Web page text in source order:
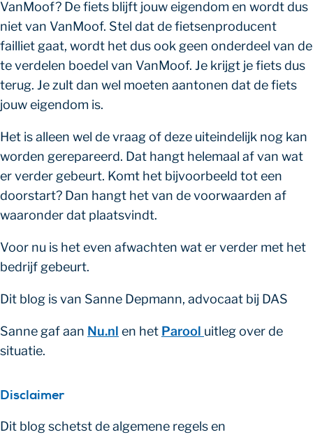
VanMoof? De fiets blijft jouw eigendom en wordt dus
niet van VanMoof. Stel dat de fietsenproducent
failliet gaat, wordt het dus ook geen onderdeel van de
te verdelen boedel van VanMoof. Je krijgt je fiets dus
terug. Je zult dan wel moeten aantonen dat de fiets
jouw eigendom is.
Het is alleen wel de vraag of deze uiteindelijk nog kan
worden gerepareerd. Dat hangt helemaal af van wat
er verder gebeurt. Komt het bijvoorbeeld tot een
doorstart? Dan hangt het van de voorwaarden af
waaronder dat plaatsvindt.
Voor nu is het even afwachten wat er verder met het
bedrijf gebeurt.
Dit blog is van Sanne Depmann, advocaat bij DAS
Sanne gaf aan Nu.nl en het Parool uitleg over de
situatie.
Disclaimer
Dit blog schetst de algemene regels en